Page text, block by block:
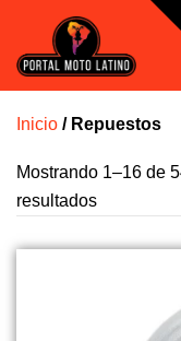
contenido
El Primer Shopping
Inicio / Repuestos
Mostrando 1–32 de
resultados